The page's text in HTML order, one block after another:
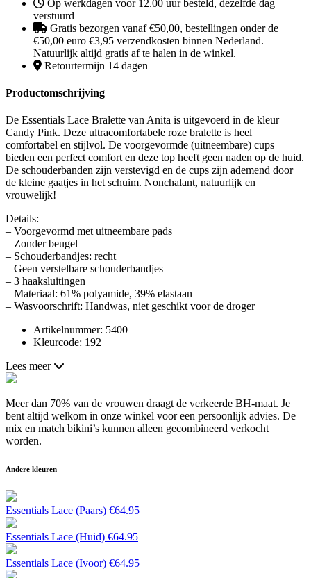
Op werkdagen voor 12.00 uur besteld, dezelfde dag
verstuurd
Gratis bezorgen vanaf €50,00, bestellingen onder de
€50,00 euro €3,95 verzendkosten binnen Nederland.
Natuurlijk altijd gratis af te halen in de winkel.
Retourtermijn 14 dagen
Productomschrijving
De Essentials Lace Bralette van Anita is uitgevoerd in de kleur
Candy Pink. Deze ultracomfortabele roze bralette is heel
comfortabel en stijlvol. De voorgevormde (uitneembare) cups
bieden een perfect comfort en deze top heeft geen naden op de huid.
De schouderbanden zijn verstevigd en de cups zijn ademend door
de kleine gaatjes in het schuim. Nonchalant, natuurlijk en
vrouwelijk!
Details:
– Voorgevormd met uitneembare pads
– Zonder beugel
– Schouderbandjes: recht
– Geen verstelbare schouderbandjes
– 3 haaksluitingen
– Materiaal: 61% polyamide, 39% elastaan
– Wasvoorschrift: Handwas, niet geschikt voor de droger
Artikelnummer: 5400
Kleurcode: 192
Lees meer
Meer dan 70% van de vrouwen draagt de verkeerde BH-maat. Je
bent altijd welkom in onze winkel voor een persoonlijk advies. De
mix en match bikini’s kunnen alleen gecombineerd verkocht
worden.
Andere kleuren
Essentials Lace (Paars) €64.95
Essentials Lace (Huid) €64.95
Essentials Lace (Ivoor) €64.95